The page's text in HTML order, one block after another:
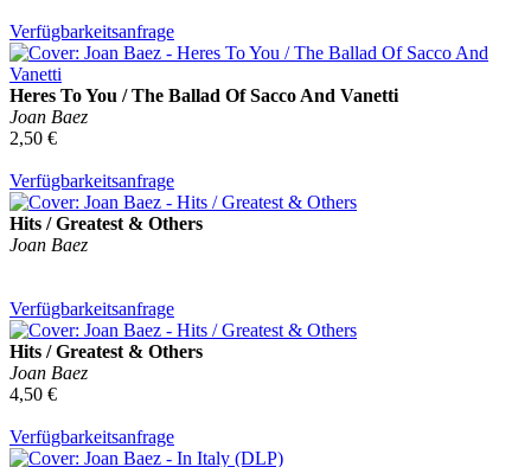
Verfügbarkeitsanfrage
Heres To You / The Ballad Of Sacco And Vanetti
Joan Baez
2,50 €
Verfügbarkeitsanfrage
Hits / Greatest & Others
Joan Baez
Verfügbarkeitsanfrage
Hits / Greatest & Others
Joan Baez
4,50 €
Verfügbarkeitsanfrage